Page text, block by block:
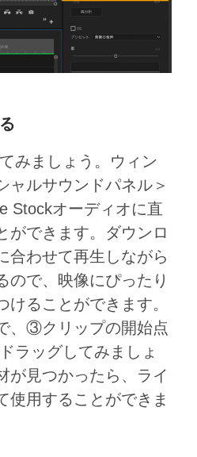
みましょう。ウィン
ャルサウンドパネル＞
Stockオーディオに直
ができます。ダウンロ
合わせて再⽣しながら
ので、映像にぴったり
けることができます。
、③クリップの開始点
ラッグしてみましょ
が⾒つかったら、ライ
使⽤することができま